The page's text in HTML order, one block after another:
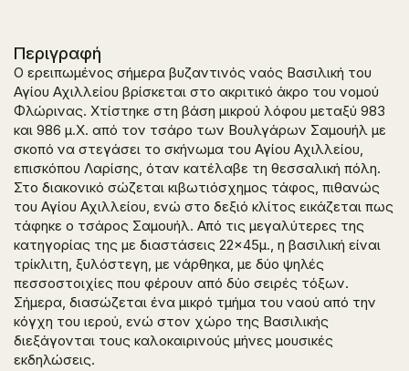
Περιγραφή
Ο ερειπωμένος σήμερα βυζαντινός ναός Βασιλική του
Αγίου Αχιλλείου βρίσκεται στο ακριτικό άκρο του νομού
Φλώρινας. Χτίστηκε στη βάση μικρού λόφου μεταξύ 983
και 986 μ.Χ. από τον τσάρο των Βουλγάρων Σαμουήλ με
σκοπό να στεγάσει το σκήνωμα του Αγίου Αχιλλείου,
επισκόπου Λαρίσης, όταν κατέλαβε τη θεσσαλική πόλη.
Στο διακονικό σώζεται κιβωτιόσχημος τάφος, πιθανώς
του Αγίου Αχιλλείου, ενώ στο δεξιό κλίτος εικάζεται πως
τάφηκε ο τσάρος Σαμουήλ. Από τις μεγαλύτερες της
κατηγορίας της με διαστάσεις 22×45μ., η βασιλική είναι
τρίκλιτη, ξυλόστεγη, με νάρθηκα, με δύο ψηλές
πεσσοστοιχίες που φέρουν από δύο σειρές τόξων.
Σήμερα, διασώζεται ένα μικρό τμήμα του ναού από την
κόγχη του ιερού, ενώ στον χώρο της Βασιλικής
διεξάγονται τους καλοκαιρινούς μήνες μουσικές
εκδηλώσεις.